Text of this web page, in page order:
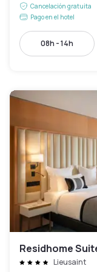
Cancelación gratuita
Pago en el hotel
08h - 14h
Residhome
Lieusaint